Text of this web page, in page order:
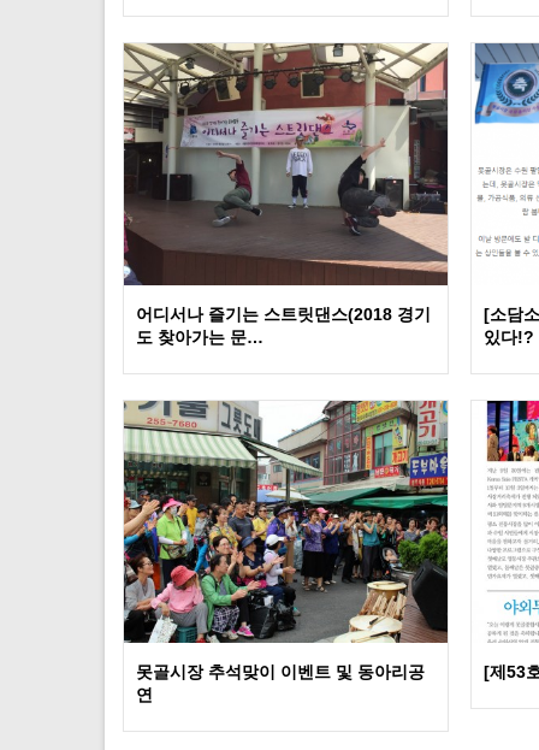
어디서나 즐기는 스트릿댄스(2018 경기
도 찾아가는 문…
[소담
있다!?
못골시장 추석맞이 이벤트 및 동아리공
연
[제53